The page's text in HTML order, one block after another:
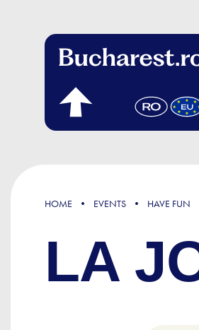
HOME EVENTS HAVE FUN
LA